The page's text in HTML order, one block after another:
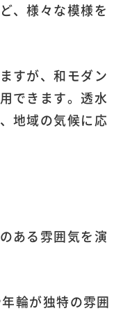
、様々な模様を
すが、和モダン
できます。透水
地域の気候に応
ある雰囲気を演
輪が独特の雰囲